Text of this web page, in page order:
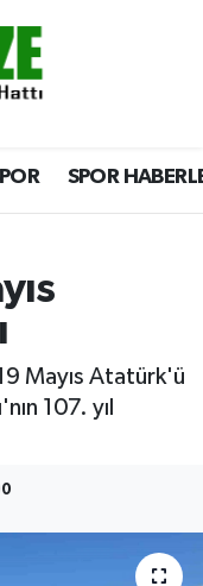
SPOR
Mayıs Atatürk'ü
107. yıl